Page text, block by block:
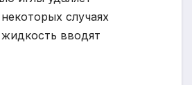
случаях
вводят